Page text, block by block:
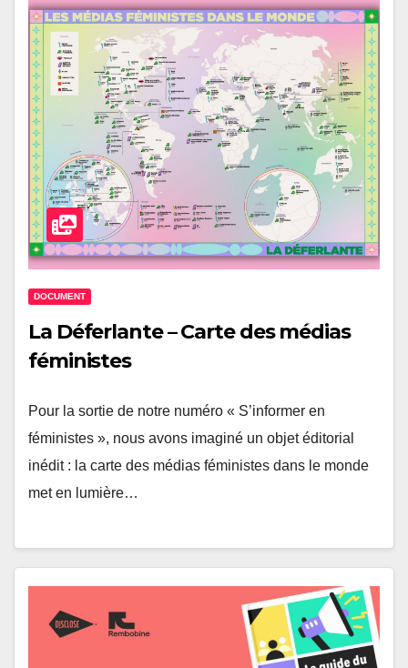
DOCUMENT
La Déferlante – Carte des médias
féministes
Pour la sortie de notre numéro « S’informer en
féministes », nous avons imaginé un objet éditorial
inédit : la carte des médias féministes dans le monde
met en lumière…